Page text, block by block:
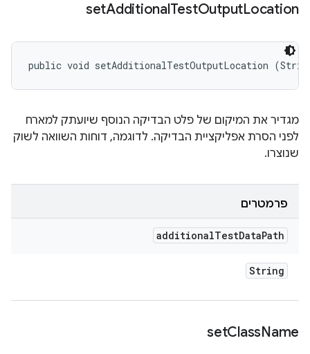
setAdditionalTestOutputLocation
public void setAdditionalTestOutputLocation
מגדיר את המיקום של פלט הבדיקה הנוסף שיועתק למארח
לפני הסרת אפליקציית הבדיקה. לדוגמה, דוחות השוואה לשוק
שנוצרו.
פרמטרים
additionalTestDataPath
String
setClassName